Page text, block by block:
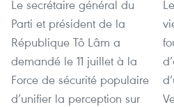
Le secrétaire général du
Parti et président de la
République Tô Lâm a
demandé le 11 juillet à la
Force de sécurité populaire
d’unifier la perception sur